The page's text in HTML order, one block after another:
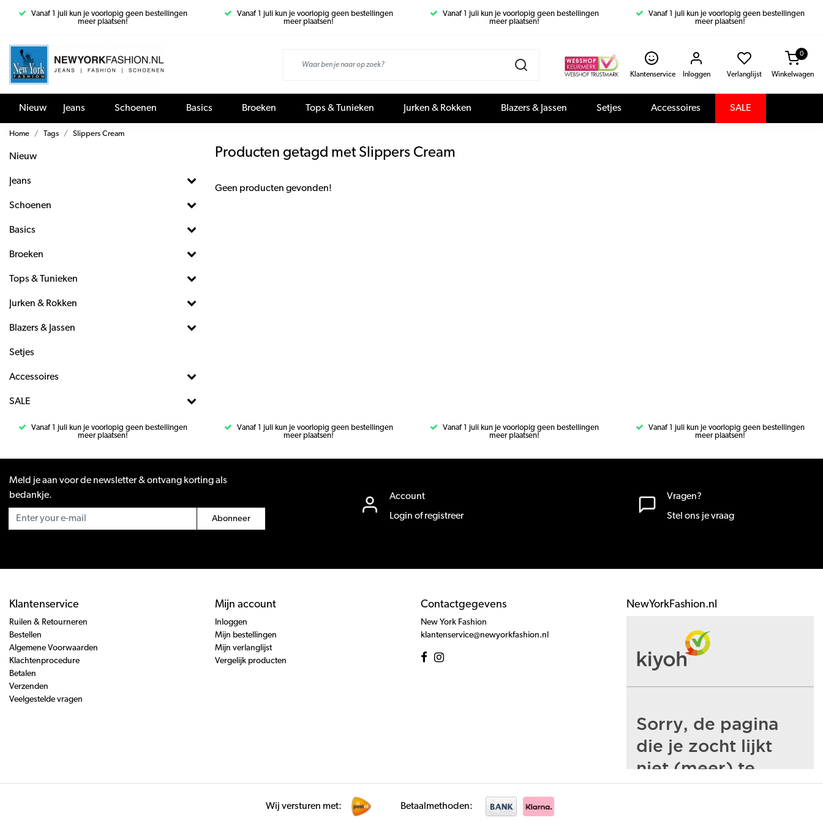
Vanaf 1 juli kun je voorlopig geen bestellingen
meer plaatsen!
Vanaf 1 juli kun je voorlopig geen bestellingen
meer plaatsen!
Vanaf 1 juli kun je voorlopig geen bestellingen
meer plaatsen!
Vanaf 1 juli kun je voorlopig geen bestellingen
meer plaatsen!
Klantenservice Inloggen Verlanglijst Winkelwagen
0
Nieuw Jeans Schoenen Basics Broeken Tops & Tunieken Jurken & Rokken Blazers & Jassen Setjes Accessoires SALE
Home Tags Slippers Cream
Nieuw
Jeans
Schoenen
Basics
Broeken
Tops & Tunieken
Jurken & Rokken
Blazers & Jassen
Setjes
Accessoires
SALE
Producten getagd met Slippers Cream
Geen producten gevonden!
Vanaf 1 juli kun je voorlopig geen bestellingen
meer plaatsen!
Vanaf 1 juli kun je voorlopig geen bestellingen
meer plaatsen!
Vanaf 1 juli kun je voorlopig geen bestellingen
meer plaatsen!
Vanaf 1 juli kun je voorlopig geen bestellingen
meer plaatsen!
Meld je aan voor de newsletter & ontvang korting als
bedankje.
Abonneer
Account
Login of registreer
Vragen?
Stel ons je vraag
Klantenservice
Ruilen & Retourneren
Bestellen
Algemene Voorwaarden
Klachtenprocedure
Betalen
Verzenden
Veelgestelde vragen
Mijn account
Inloggen
Mijn bestellingen
Mijn verlanglijst
Vergelijk producten
Contactgegevens
New York Fashion
klantenservice@newyorkfashion.nl
NewYorkFashion.nl
Wij versturen met: Betaalmethoden: